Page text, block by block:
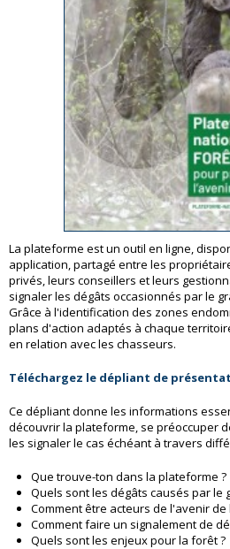
La plateforme est un outil en ligne,
application, partagé entre les
privés, leurs conseillers et leurs
signaler les dégâts occasionnés par le
Grâce à l'identification des zones
plans d'action adaptés à chaque
en relation avec les chasseurs.
Téléchargez le dépliant de
Ce dépliant donne les informations
découvrir la plateforme, se préoccuper
les signaler le cas échéant à travers
Que trouve-ton dans la plateforme ?
Quels sont les dégâts causés par le
Comment être acteurs de l'avenir de
Comment faire un signalement de
Quels sont les enjeux pour la forêt ?